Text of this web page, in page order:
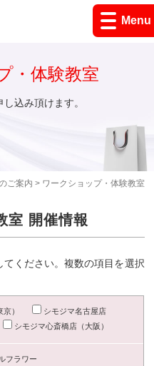
Menu
ご案内 > ワークショップ・体験教室
・体験教室
込み頂けます。
室 開催情報
ください。複数の項目を選択
）
シモジマ名古屋店
シモジマ心斎橋店（大阪）
フラワー